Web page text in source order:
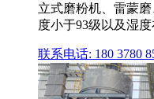
立式磨粉机、雷蒙
度小于93级以及湿
联系电话: 180 3780